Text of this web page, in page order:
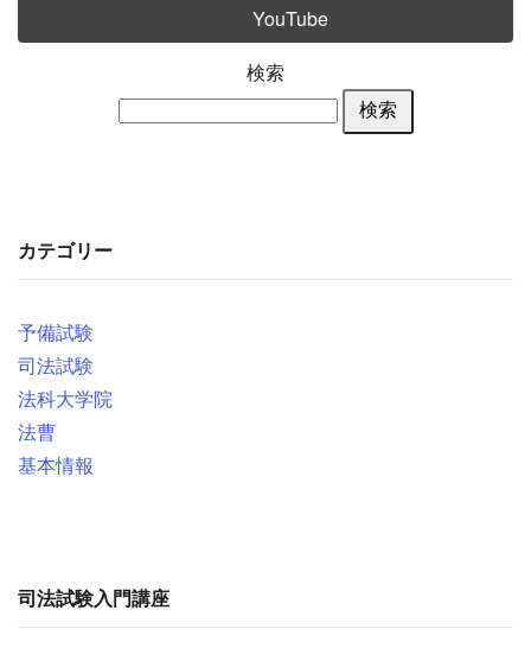
YouTube
検索
検索
カテゴリー
予備試験
司法試験
法科大学院
法曹
基本情報
司法試験入門講座